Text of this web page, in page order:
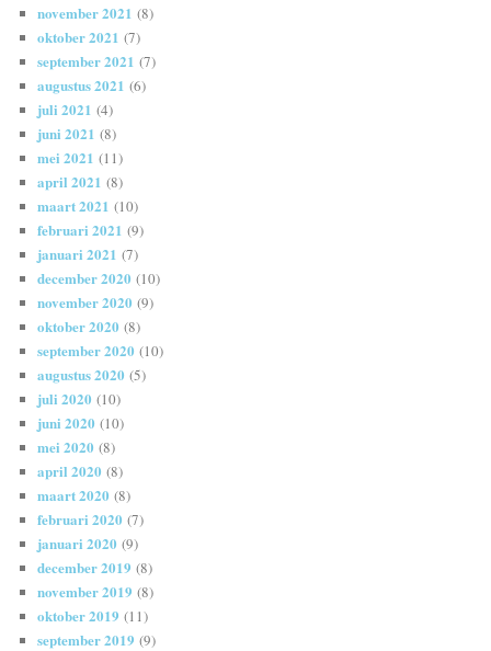
november 2021 (8)
oktober 2021 (7)
september 2021 (7)
augustus 2021 (6)
juli 2021 (4)
juni 2021 (8)
mei 2021 (11)
april 2021 (8)
maart 2021 (10)
februari 2021 (9)
januari 2021 (7)
december 2020 (10)
november 2020 (9)
oktober 2020 (8)
september 2020 (10)
augustus 2020 (5)
juli 2020 (10)
juni 2020 (10)
mei 2020 (8)
april 2020 (8)
maart 2020 (8)
februari 2020 (7)
januari 2020 (9)
december 2019 (8)
november 2019 (8)
oktober 2019 (11)
september 2019 (9)